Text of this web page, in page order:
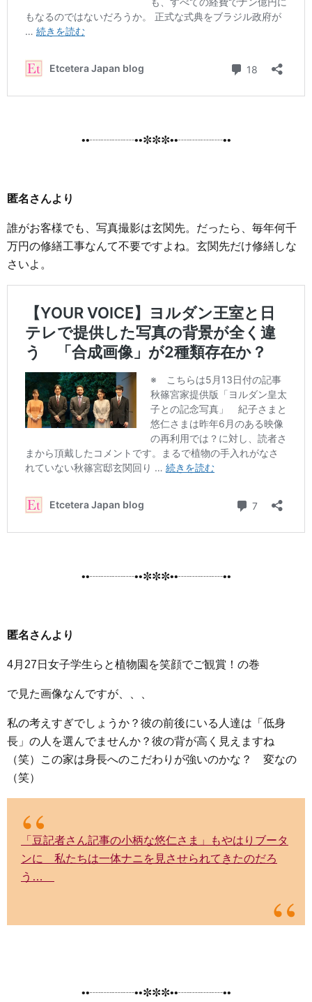
••┈┈┈┈••✼✼✼••┈┈┈┈••
匿名さんより
誰がお客様でも、写真撮影は玄関先。だったら、毎年何千
万円の修繕工事なんて不要ですよね。玄関先だけ修繕しな
さいよ。
••┈┈┈┈••✼✼✼••┈┈┈┈••
匿名さんより
4月27日女子学生らと植物園を笑顔でご観賞！の巻
で見た画像なんですが、、、
私の考えすぎでしょうか？彼の前後にいる人達は「低身
長」の人を選んでませんか？彼の背が高く見えますね
（笑）この家は身長へのこだわりが強いのかな？ 変なの
（笑）
「豆記者さん記事の小柄な悠仁さま」もやはりブータ
ンに 私たちは一体ナニを見させられてきたのだろ
う…
••┈┈┈┈••✼✼✼••┈┈┈┈••